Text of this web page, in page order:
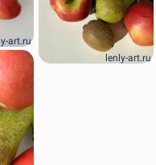
art.ru
lenly-art.ru